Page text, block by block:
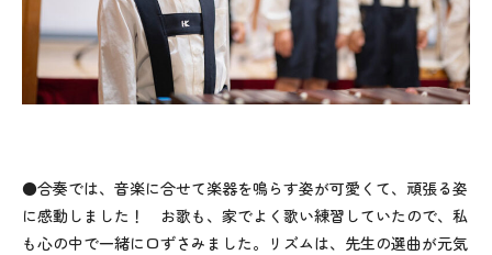
●合奏では、音楽に合せて楽器を鳴らす姿が可愛くて、頑張る姿
に感動しました！ お歌も、家でよく歌い練習していたので、私
も心の中で一緒に口ずさみました。リズムは、先生の選曲が元気